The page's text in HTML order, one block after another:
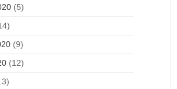
(5)
(9)
(12)